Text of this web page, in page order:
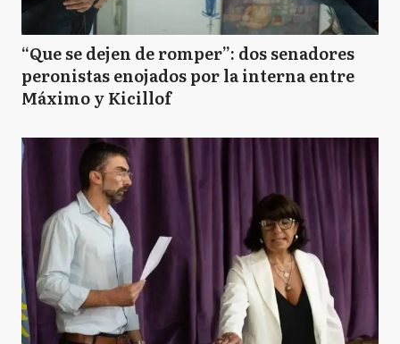
“Que se dejen de romper”: dos senadores
peronistas enojados por la interna entre
Máximo y Kicillof